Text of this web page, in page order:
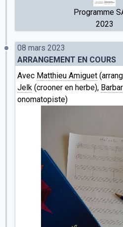
Programme
2023
08 mars 2023
ARRANGEMENT EN COURS
Avec Matthieu Amiguet
Jelk (crooner en herbe),
onomatopiste)